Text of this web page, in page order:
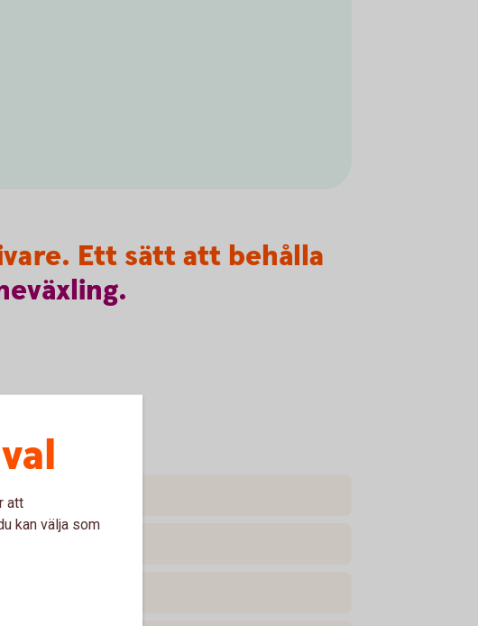
Ett sätt att behålla
att
kan välja som